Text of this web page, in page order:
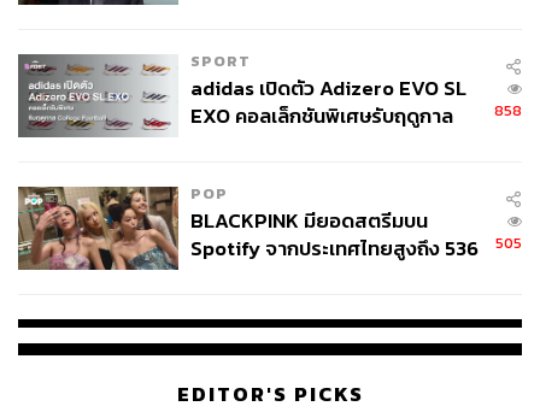
SPORT
adidas เปิดตัว Adizero EVO SL
EXO คอลเล็กชันพิเศษรับฤดูกาล
858
POP
BLACKPINK มียอดสตรีมบน
Spotify จากประเทศไทยสูงถึง 536
505
EDITOR'S PICKS